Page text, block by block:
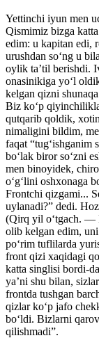
Yettinchi iyun men
Qismimiz bizga
edim: u kapitan edi,
urushdan so‘ng u
oylik ta’til berishdi.
onasinikiga yo‘l
kelgan qizni
Biz ko‘p
qutqarib qoldik,
nimaligini bildim,
faqat “tug‘ishganim
bo‘lak biror so‘zni
men binoyidek,
o‘g‘lini oshxonaga
Frontchi qizgami...
uylanadi?” dedi.
(Qirq yil o‘tgach. —
olib kelgan edim,
po‘rim tuflilarda
front qizi xaqidagi
katta singlisi bordi-
ya’ni shu bilan,
frontda tushgan
qizlar ko‘p jafo
bo‘ldi. Bizlarni
qilishmadi”.